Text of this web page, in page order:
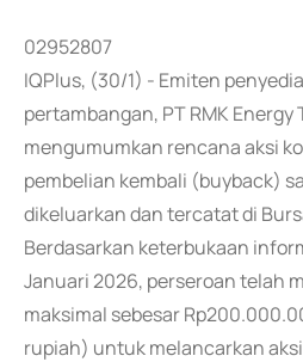
02952807
IQPlus, (30/1) - Emiten
pertambangan, PT RMK Energy
mengumumkan rencana aksi
pembelian kembali (buyback)
dikeluarkan dan tercatat di
Berdasarkan keterbukaan
Januari 2026, perseroan telah
maksimal sebesar
rupiah) untuk melancarkan